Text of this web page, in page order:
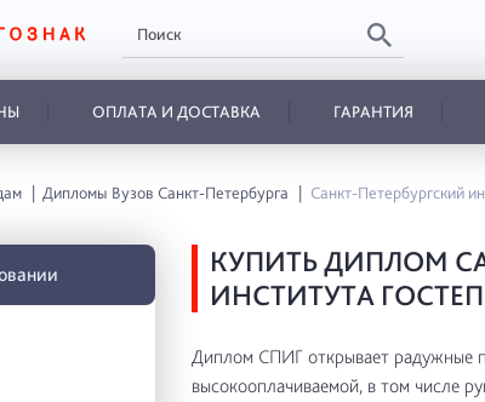
ОПЛАТА И ДОСТАВКА ГАРАНТИЯ
Дипломы Вузов Санкт-Петербурга Санкт-Петербургский
КУПИТЬ ДИПЛОМ
ИНСТИТУТА
Диплом СПИГ открывает радужные
высокооплачиваемой, в том числе